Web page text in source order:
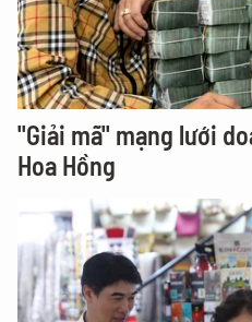
"Giải mã" mạng lưới
Hoa Hồng